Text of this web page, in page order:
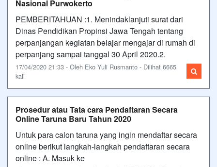
Nasional Purwokerto
PEMBERITAHUAN :1. Menindaklanjuti surat dari
Dinas Pendidikan Propinsi Jawa Tengah tentang
perpanjangan kegiatan belajar mengajar di rumah di
perpanjang sampai tanggal 30 April 2020.2.
17/04/2020 21:33 - Oleh Eko Yuli Rusmanto - Dilihat 6665
kali
Prosedur atau Tata cara Pendaftaran Secara
Online Taruna Baru Tahun 2020
Untuk para calon taruna yang ingin mendaftar secara
online berikut langkah-langkah pendaftaran secara
online : A. Masuk ke